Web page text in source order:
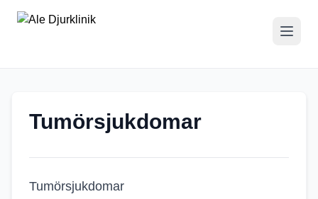
Tumörsjukdomar
Tumörsjukdomar